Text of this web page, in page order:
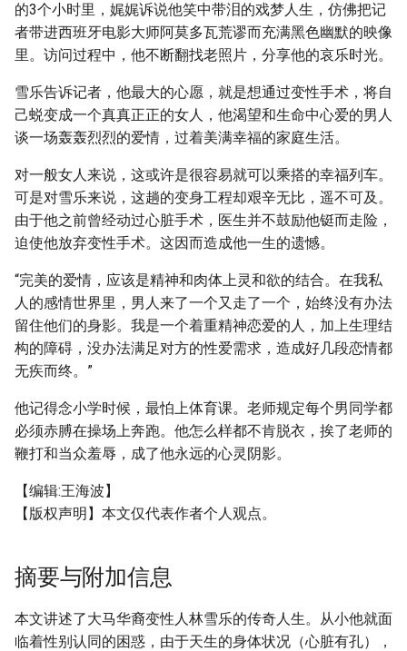
的3个小时里，娓娓诉说他笑中带泪的戏梦人生，仿佛把记
者带进西班牙电影大师阿莫多瓦荒谬而充满黑色幽默的映像
里。访问过程中，他不断翻找老照片，分享他的哀乐时光。
雪乐告诉记者，他最大的心愿，就是想通过变性手术，将自
己蜕变成一个真真正正的女人，他渴望和生命中心爱的男人
谈一场轰轰烈烈的爱情，过着美满幸福的家庭生活。
对一般女人来说，这或许是很容易就可以乘搭的幸福列车。
可是对雪乐来说，这趟的变身工程却艰辛无比，遥不可及。
由于他之前曾经动过心脏手术，医生并不鼓励他铤而走险，
迫使他放弃变性手术。这因而造成他一生的遗憾。
“完美的爱情，应该是精神和肉体上灵和欲的结合。在我私
人的感情世界里，男人来了一个又走了一个，始终没有办法
留住他们的身影。我是一个着重精神恋爱的人，加上生理结
构的障碍，没办法满足对方的性爱需求，造成好几段恋情都
无疾而终。”
他记得念小学时候，最怕上体育课。老师规定每个男同学都
必须赤膊在操场上奔跑。他怎么样都不肯脱衣，挨了老师的
鞭打和当众羞辱，成了他永远的心灵阴影。
【编辑:王海波】
【版权声明】本文仅代表作者个人观点。
摘要与附加信息
本文讲述了大马华裔变性人林雪乐的传奇人生。从小他就面
临着性别认同的困惑，由于天生的身体状况（心脏有孔），